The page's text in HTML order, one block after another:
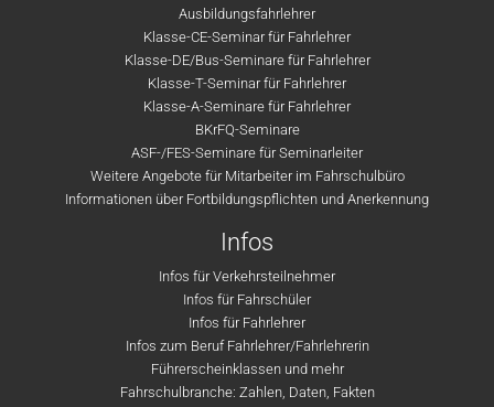
Ausbildungsfahrlehrer
Klasse-CE-Seminar für Fahrlehrer
Klasse-DE/Bus-Seminare für Fahrlehrer
Klasse-T-Seminar für Fahrlehrer
Klasse-A-Seminare für Fahrlehrer
BKrFQ-Seminare
ASF-/FES-Seminare für Seminarleiter
Weitere Angebote für Mitarbeiter im Fahrschulbüro
Informationen über Fortbildungspflichten und Anerkennung
Infos
Infos für Verkehrsteilnehmer
Infos für Fahrschüler
Infos für Fahrlehrer
Infos zum Beruf Fahrlehrer/Fahrlehrerin
Führerscheinklassen und mehr
Fahrschulbranche: Zahlen, Daten, Fakten